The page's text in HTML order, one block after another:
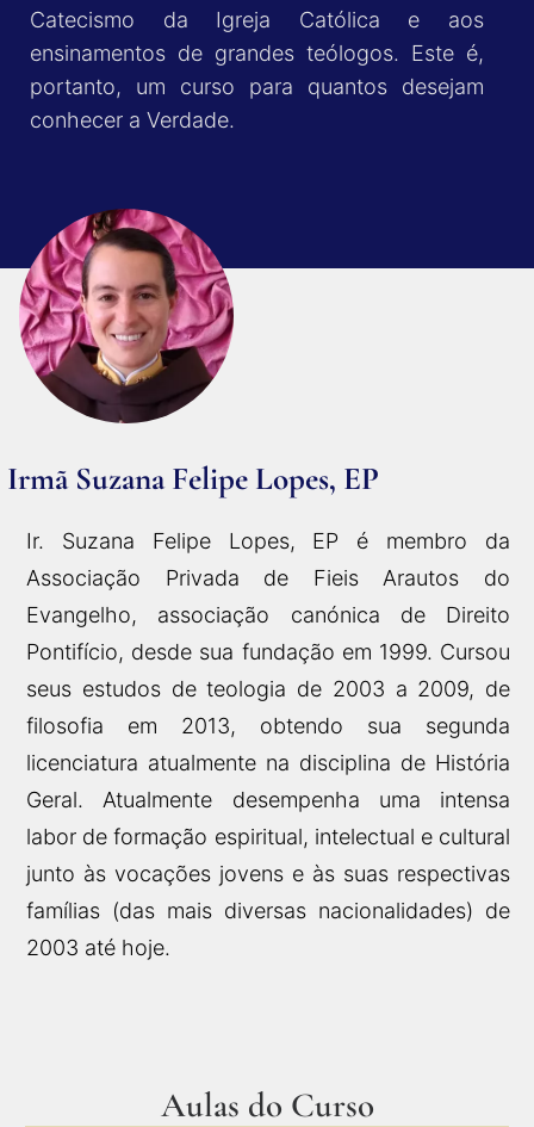
Catecismo da Igreja Católica e aos
ensinamentos de grandes teólogos. Este é,
portanto, um curso para quantos desejam
conhecer a Verdade.
Irmã Suzana Felipe Lopes, EP
Ir. Suzana Felipe Lopes, EP é membro da
Associação Privada de Fieis Arautos do
Evangelho, associação canónica de Direito
Pontifício, desde sua fundação em 1999. Cursou
seus estudos de teologia de 2003 a 2009, de
filosofia em 2013, obtendo sua segunda
licenciatura atualmente na disciplina de História
Geral. Atualmente desempenha uma intensa
labor de formação espiritual, intelectual e cultural
junto às vocações jovens e às suas respectivas
famílias (das mais diversas nacionalidades) de
2003 até hoje.
Aulas do Curso